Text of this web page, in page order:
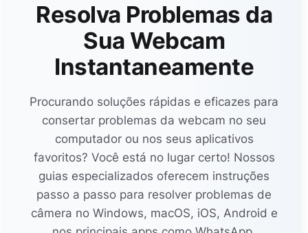
Resolva Problemas da
Sua Webcam
Instantaneamente
Procurando soluções rápidas e eficazes para
consertar problemas da webcam no seu
computador ou nos seus aplicativos
favoritos? Você está no lugar certo! Nossos
guias especializados oferecem instruções
passo a passo para resolver problemas de
câmera no Windows, macOS, iOS, Android e